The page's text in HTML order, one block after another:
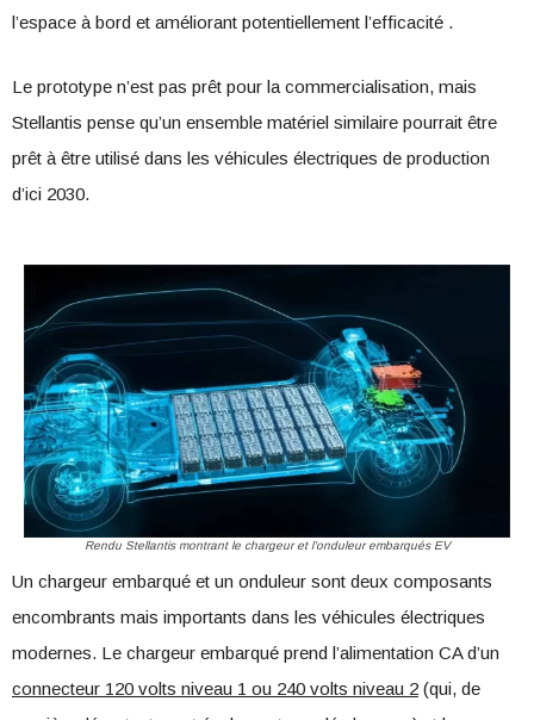
l’espace à bord et améliorant potentiellement l’efficacité .
Le prototype n’est pas prêt pour la commercialisation, mais
Stellantis pense qu’un ensemble matériel similaire pourrait être
prêt à être utilisé dans les véhicules électriques de production
d’ici 2030.
Rendu Stellantis montrant le chargeur et l’onduleur embarqués EV
Un chargeur embarqué et un onduleur sont deux composants
encombrants mais importants dans les véhicules électriques
modernes. Le chargeur embarqué prend l’alimentation CA d’un
connecteur 120 volts niveau 1 ou 240 volts niveau 2 (qui, de